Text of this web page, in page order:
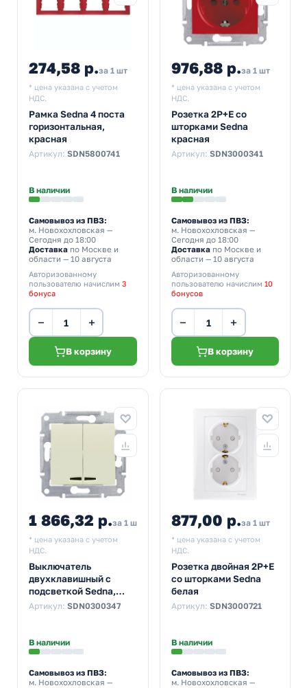
274,58 р.за 1 шт
* цена указана с учетом
НДС.
Рамка Sedna 4 поста
горизонтальная,
красная
Артикул: SDN5800741
В наличии
Самовывоз из ПВЗ:
м. Новохохловская —
Сегодня до 18:00
Доставка по Москве и
области — 10 августа
Авторизованному
пользователю начислим 3
бонуса
− +
В корзину
976,88 р.за 1 шт
* цена указана с учетом
НДС.
Розетка 2Р+Е со
шторками Sedna
красная
Артикул: SDN3000341
В наличии
Самовывоз из ПВЗ:
м. Новохохловская —
Сегодня до 18:00
Доставкапо Москве и
области — 10 августа
Авторизованному
пользователю начислим 10
бонусов
− +
В корзину
1 866,32 р.за 1 шт
* цена указана с учетом
НДС.
Выключатель
двухклавишный с
подсветкой Sedna,
бежевый
Артикул: SDN0300347
В наличии
Самовывоз из ПВЗ:
м. Новохохловская —
877,00 р.за 1 шт
* цена указана с учетом
НДС.
Розетка двойная 2Р+Е
со шторками Sedna
белая
Артикул: SDN3000721
В наличии
Самовывоз из ПВЗ:
м. Новохохловская —